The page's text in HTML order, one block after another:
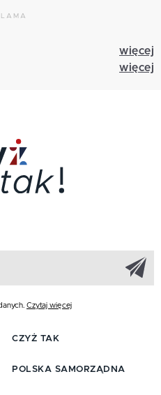
więcej
więcej
Czytaj więcej
CZYŻ TAK
POLSKA SAMORZĄDNA